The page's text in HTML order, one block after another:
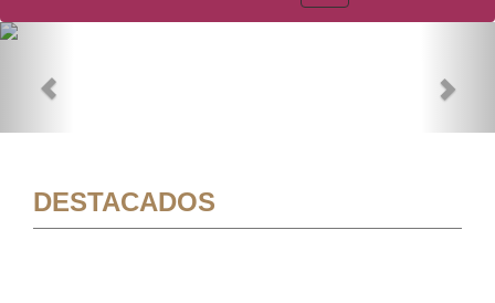
DESTACADOS